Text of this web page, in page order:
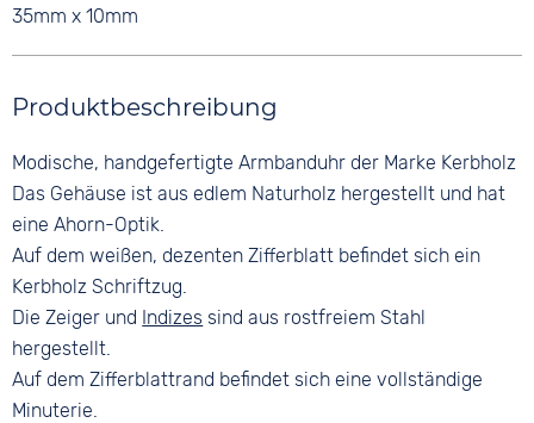
35mm x 10mm
Produktbeschreibung
Modische, handgefertigte Armbanduhr der Marke Kerbholz
Das Gehäuse ist aus edlem Naturholz hergestellt und hat
eine Ahorn-Optik.
Auf dem weißen, dezenten Zifferblatt befindet sich ein
Kerbholz Schriftzug.
Die Zeiger und Indizes sind aus rostfreiem Stahl
hergestellt.
Auf dem Zifferblattrand befindet sich eine vollständige
Minuterie.